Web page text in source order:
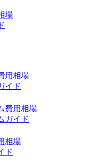
場
用相場
イド
費用相場
ガイド
相場
ド